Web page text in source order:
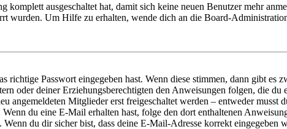
ausgeschaltet hat, damit sich keine neuen Benutzer mehr
wurden. Um Hilfe zu erhalten, wende dich an die Board-
richtige Passwort eingegeben hast. Wenn diese stimmen, dann gibt es
oder deiner Erziehungsberechtigten den Anweisungen folgen, die
angemeldeten Mitglieder erst freigeschaltet werden – entweder musst
du eine E-Mail erhalten hast, folge den dort enthaltenen
du dir sicher bist, dass deine E-Mail-Adresse korrekt eingegeben